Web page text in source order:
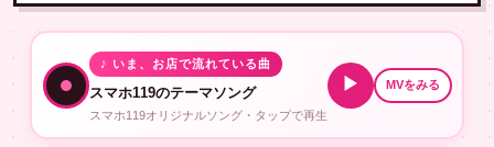
♪ いま、お店で流れている曲
スマホ119のテーマソング
スマホ119オリジナルソング・タップで再生
▶ MVをみる